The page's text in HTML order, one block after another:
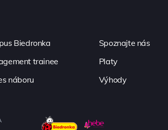
Biedronka
trainee
náboru
Spoznajte nás
Platy
Výhody